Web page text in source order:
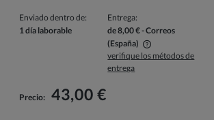
Enviado dentro de:
1 día laborable
Entrega:
de 8,00 €- Correos
(España)
El precio no incluye los posibles gastos de pago
verifique los métodos de
entrega
Precio: 43,00 €